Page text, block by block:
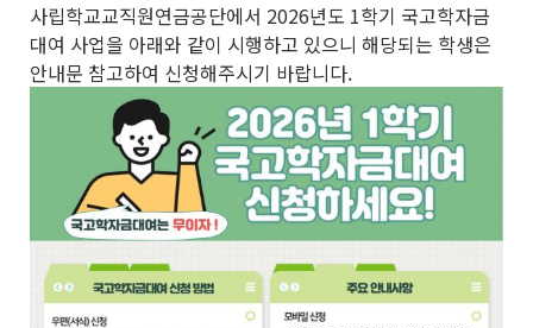
사립학교교직원연금공단에서 2026년도 1학기 국고학자금
대여 사업을 아래와 같이 시행하고 있으니 해당되는 학생은
안내문 참고하여 신청해주시기 바랍니다.